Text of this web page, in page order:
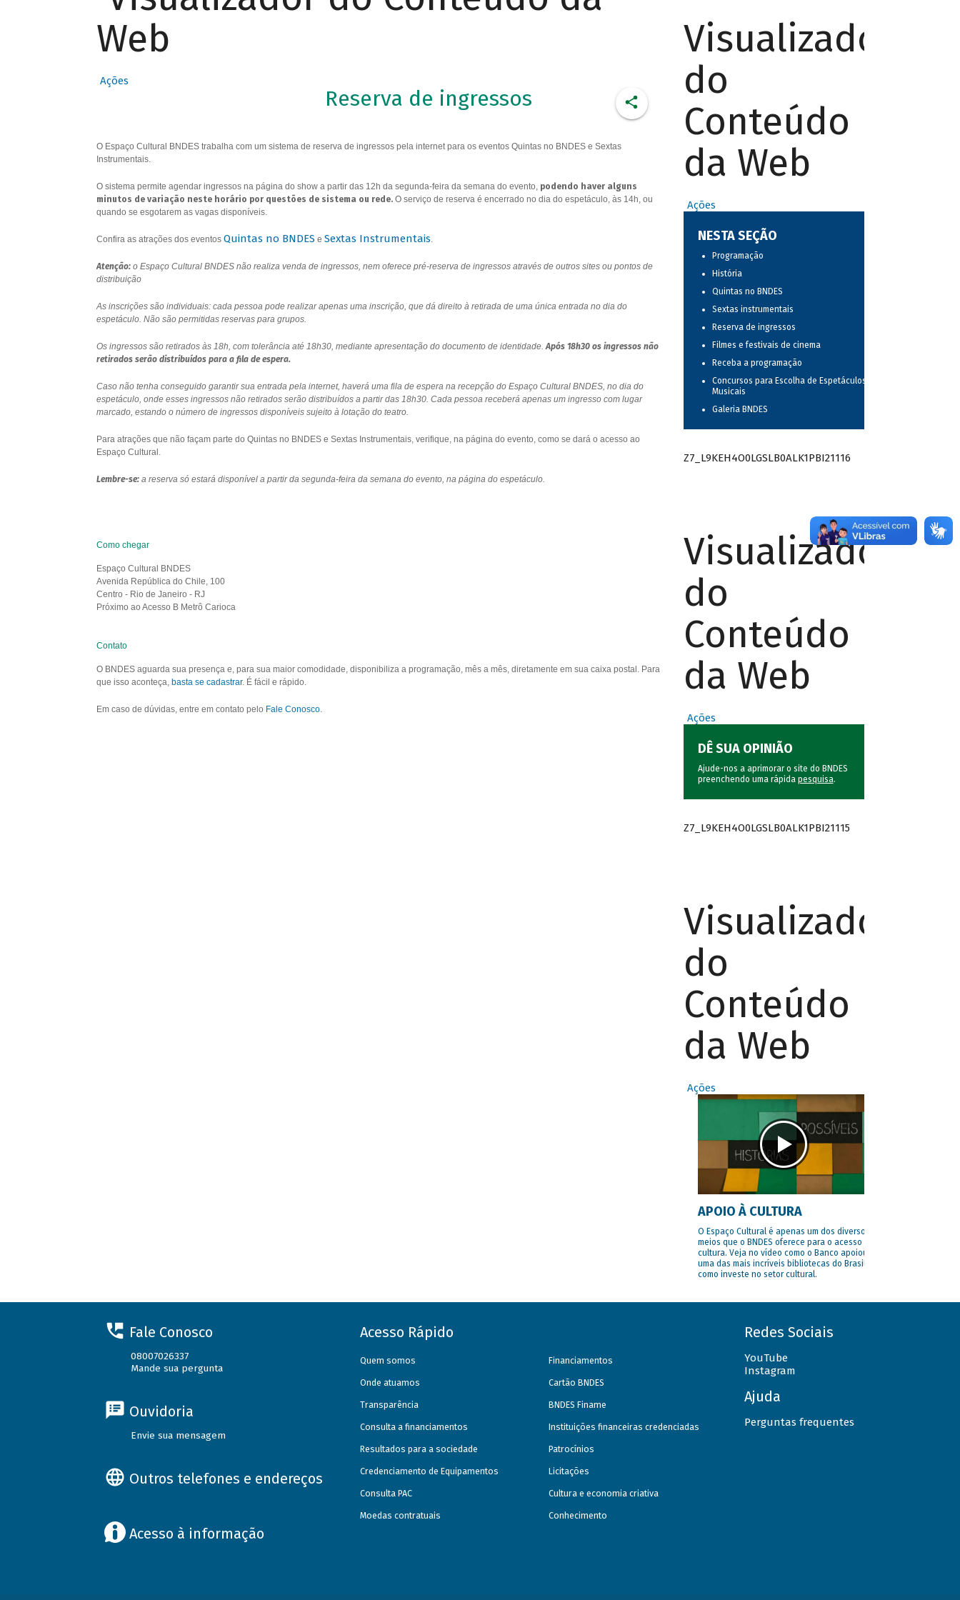
Web
Ações
Reserva de ingressos
O Espaço Cultural BNDES trabalha com um sistema de reserva de ingressos pela internet para os eventos Quintas no BNDES e Sextas
Instrumentais.
O sistema permite agendar ingressos na página do show a partir das 12h da segunda-feira da semana do evento, podendo haver alguns
minutos de variação neste horário por questões de sistema ou rede.O serviço de reserva é encerrado no dia do espetáculo, às 14h, ou
quando se esgotarem as vagas disponíveis.
Confira as atrações dos eventos Quintas no BNDES e Sextas Instrumentais.
Atenção:o Espaço Cultural BNDES não realiza venda de ingressos, nem oferece pré-reserva de ingressos através de outros sites ou pontos de
distribuição
As inscrições são individuais: cada pessoa pode realizar apenas uma inscrição, que dá direito à retirada de uma única entrada no dia do
espetáculo. Não são permitidas reservas para grupos.
Os ingressos são retirados às 18h, com tolerância até 18h30, mediante apresentação do documento de identidade.Após 18h30 os ingressos não
retirados serão distribuídos para a fila de espera.
Caso não tenha conseguido garantir sua entrada pela internet, haverá uma fila de espera na recepção do Espaço Cultural BNDES, no dia do
espetáculo, onde esses ingressos não retirados serão distribuídos a partir das 18h30. Cada pessoa receberá apenas um ingresso com lugar
marcado, estando o número de ingressos disponíveis sujeito à lotação do teatro.
Para atrações que não façam parte do Quintas no BNDES e Sextas Instrumentais, verifique, na página do evento, como se dará o acesso ao
Espaço Cultural.
Lembre-se:a reserva só estará disponível a partir da segunda-feira da semana do evento, na página do espetáculo.
Como chegar
Espaço Cultural BNDES
Avenida República do Chile, 100
Centro - Rio de Janeiro - RJ
Próximo ao Acesso B Metrô Carioca
Contato
O BNDES aguarda sua presença e, para sua maior comodidade, disponibiliza a programação, mês a mês, diretamente em sua caixa postal. Para
que isso aconteça, basta se cadastrar. É fácil e rápido.
Em caso de dúvidas, entre em contato pelo Fale Conosco.
Visualizador
do
Conteúdo
da Web
Ações
NESTA SEÇÃO
Programação
História
Quintas no BNDES
Sextas instrumentais
Reserva de ingressos
Filmes e festivais de cinema
Receba a programação
Concursos para Escolha de Espetáculos
Musicais
Galeria BNDES
Z7_L9KEH4O0LGSLB0ALK1PBI21116
Visualizador
do
Conteúdo
da Web
Ações
DÊ SUA OPINIÃO
Ajude-nos a aprimorar o site do BNDES
preenchendo uma rápida pesquisa.
Z7_L9KEH4O0LGSLB0ALK1PBI21115
Visualizador
do
Conteúdo
da Web
Ações
APOIO À CULTURA
O Espaço Cultural é apenas um dos diversos
meios que o BNDES oferece para o acesso à
cultura. Veja no vídeo como o Banco apoiou
uma das mais incríveis bibliotecas do Brasil e
como investe no setor cultural.
Fale Conosco
08007026337
Mande sua pergunta
Ouvidoria
Envie sua mensagem
Outros telefones e endereços
Acesso à informação
Acesso Rápido
Quem somos
Onde atuamos
Transparência
Consulta a financiamentos
Resultados para a sociedade
Credenciamento de Equipamentos
Consulta PAC
Moedas contratuais
Financiamentos
Cartão BNDES
BNDES Finame
Instituições financeiras credenciadas
Patrocínios
Licitações
Cultura e economia criativa
Conhecimento
Redes Sociais
YouTube
Instagram
Ajuda
Perguntas frequentes